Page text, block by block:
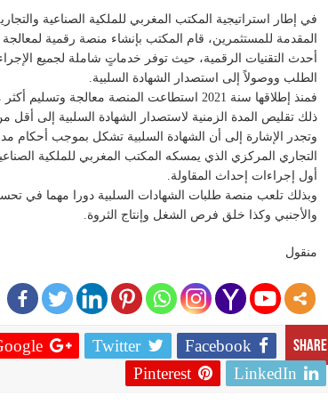
في إطار استراتيجية المكتب المغربي للملكية الصناعية
المقدمة للمستثمرين، قام المكتب بإنشاء منصة رقمية
أحدث التقنيات الرقمية، حيث توفر خدماتٍ شاملة لجميع
الطلب ووصولاً إلى استصدار الشهادة السلبية.
ذلك تقليص المدة الزمنية لاستصدار الشهادة السلبية إلى أقل من 24
وتجدر الإشارة إلى أن الشهادة السلبية تشكل بموجب أحكام
التجاري المركزي الذي يمسكه المكتب المغربي للملكية
أول إجراءات إحداث المقاولة.
وبذلك تلعب منصة طلبات الشهادات السلبية دورا مهما في
والأجنبي وكذا خلق فرص الشغل وإنتاج الثروة.
منقول
Share
Facebook
Twitter
+
LinkedIn
Pinterest